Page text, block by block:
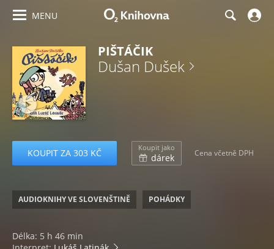
MENU
PIŠTÁČIK
Dušan Dušek
KOUPIT ZA 303 KČ Koupit jako
dárek Cena včetně DPH
AUDIOKNIHY VE SLOVENŠTINĚ POHÁDKY
Délka: 5 h 46 min